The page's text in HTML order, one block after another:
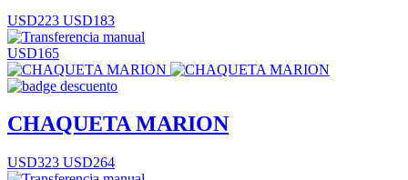
USD223 USD183
USD165
CHAQUETA MARION
USD323 USD264